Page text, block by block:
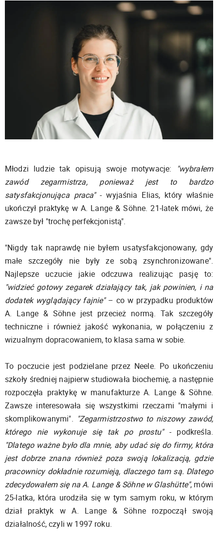
Młodzi ludzie tak opisują swoje motywacje:
"wybrałem
zawód zegarmistrza, ponieważ jest to bardzo
satysfakcjonująca praca"- wyjaśnia Elias, który właśnie
ukończył praktykę w A. Lange & Söhne. 21-latek mówi, że
zawsze był "trochę perfekcjonistą".
"Nigdy tak naprawdę nie byłem usatysfakcjonowany, gdy
małe szczegóły nie były ze sobą zsynchronizowane".
Najlepsze uczucie jakie odczuwa realizując pasję to:
"widzieć gotowy zegarek działający tak, jak powinien, i na
dodatek wyglądający fajnie"– co w przypadku produktów
A. Lange & Söhne jest przecież normą. Tak szczegóły
techniczne i również jakość wykonania, w połączeniu z
wizualnym dopracowaniem, to klasa sama w sobie.
To poczucie jest podzielane przez Neele. Po ukończeniu
szkoły średniej najpierw studiowała biochemię, a następnie
rozpoczęła praktykę w manufakturze A. Lange & Söhne.
Zawsze interesowała się wszystkimi rzeczami "małymi i
skomplikowanymi". "Zegarmistrzostwo to niszowy zawód,
którego nie wykonuje się tak po prostu"- podkreśla.
"Dlatego ważne było dla mnie, aby udać się do firmy, która
jest dobrze znana również poza swoją lokalizacją, gdzie
pracownicy dokładnie rozumieją, dlaczego tam są. Dlatego
zdecydowałem się na A. Lange & Söhne w Glashütte", mówi
25-latka, która urodziła się w tym samym roku, w którym
dział praktyk w A. Lange & Söhne rozpoczął swoją
działalność, czyli w 1997 roku.